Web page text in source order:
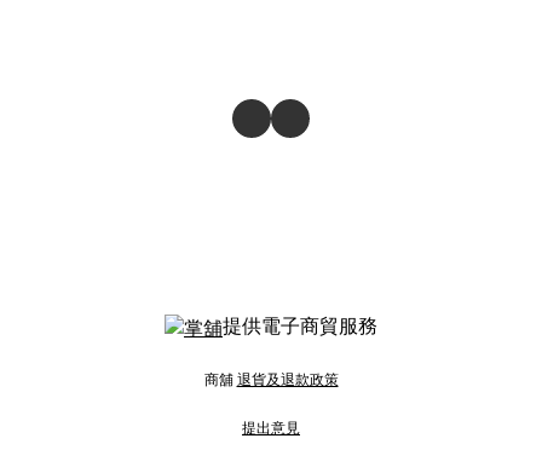
提供電子商貿服務
商舖 退貨及退款政策
提出意見